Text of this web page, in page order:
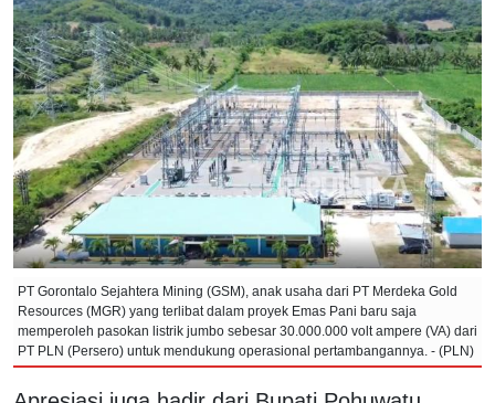
PT Gorontalo Sejahtera Mining (GSM), anak usaha dari PT Merdeka Gold
Resources (MGR) yang terlibat dalam proyek Emas Pani baru saja
memperoleh pasokan listrik jumbo sebesar 30.000.000 volt ampere (VA) dari
PT PLN (Persero) untuk mendukung operasional pertambangannya. - (PLN)